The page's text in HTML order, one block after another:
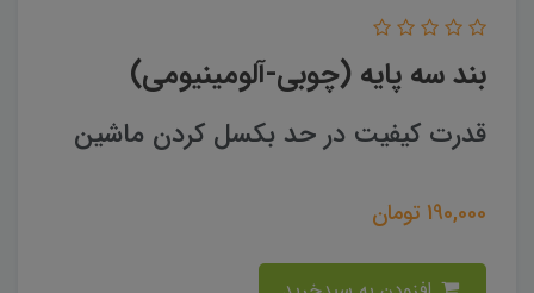
بند سه پایه (چوبی-آلومینیومی)
قدرت کیفیت در حد بکسل کردن ماشین
190,000 تومان